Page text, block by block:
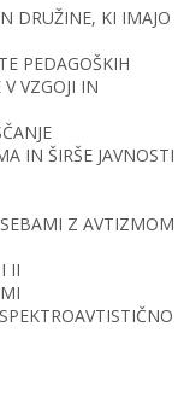
DRUŽINE, KI IMAJO
PEDAGOŠKIH
VZGOJI IN
IN ŠIRŠE JAVNOSTI
Z AVTIZMOM
II